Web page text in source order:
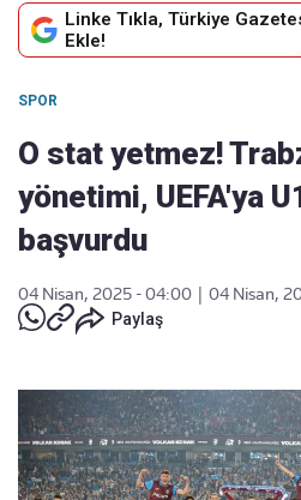
Linke Tıkla, Türkiye
Ekle!
SPOR
O stat yetmez!
yönetimi, UEFA'ya
başvurdu
04 Nisan, 2025 - 04:00
04 Nisan,
Paylaş